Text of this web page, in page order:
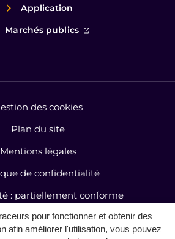
pour fonctionner et obtenir des
afin améliorer l'utilisation, vous pouvez
Application
Marchés publics
(ouverture dans
des cookies
Plan du site
Mentions légales
de confidentialité
: partiellement conforme
Contact